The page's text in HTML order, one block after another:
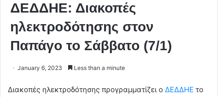
ΔΕΔΔΗΕ: Διακοπές
ηλεκτροδότησης στον
Παπάγο το Σάββατο (7/1)
January 6, 2023 Less than a minute
Διακοπές ηλεκτροδότησης προγραμματίζει ο ΔΕΔΔΗΕ το